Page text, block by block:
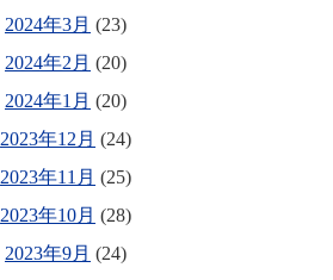
2024年3月 (23)
2024年2月 (20)
2024年1月 (20)
2023年12月 (24)
2023年11月 (25)
2023年10月 (28)
2023年9月 (24)